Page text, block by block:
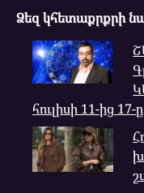
Ձեզ կհետաքրքրի
հուլիսի 11-ից 17-ը